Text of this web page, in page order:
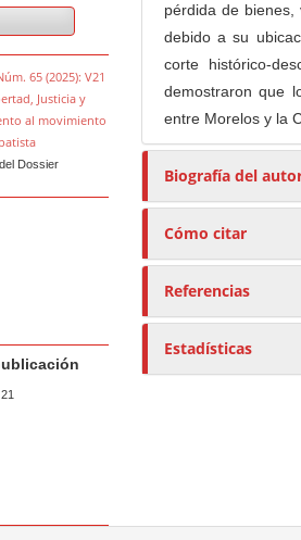
65 (2025): V21
Justicia y
al movimiento
Dossier
pérdida de
debido a su
corte histórico-
demostraron que
entre Morelos y la
Biografía del
Cómo citar
Referencias
Estadísticas